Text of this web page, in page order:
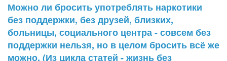
Можно ли бросить употреблять наркотики
без поддержки, без друзей, близких,
больницы, социального центра - совсем без
поддержки нельзя, но в целом бросить всё же
можно. (Из цикла статей - жизнь без